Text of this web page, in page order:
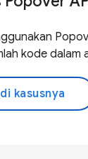
kode dalam
kasusnya